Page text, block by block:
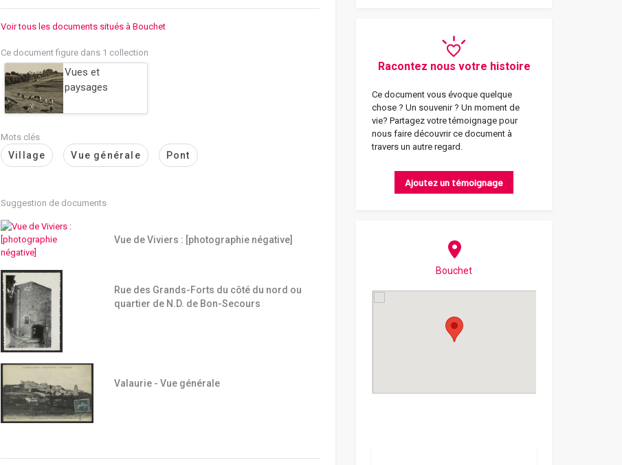
Voir tous les documents situés à Bouchet
Ce document figure dans 1 collection
Vues et
paysages
Mots clés
Village Vue générale Pont
Suggestion de documents
Vue de Viviers : [photographie négative]
Rue des Grands-Forts du côté du nord ou
quartier de N.D. de Bon-Secours
Valaurie - Vue générale
Racontez nous votre histoire
Ce document vous évoque quelque
chose ? Un souvenir ? Un moment de
vie? Partagez votre témoignage pour
nous faire découvrir ce document à
travers un autre regard.
Ajoutez un témoignage
Bouchet